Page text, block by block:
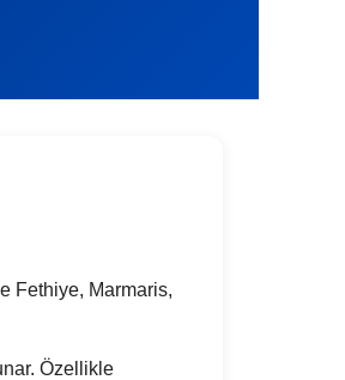
Fethiye, Marmaris,
Özellikle